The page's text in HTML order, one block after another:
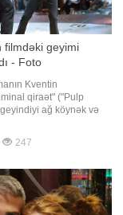
filmdəki geyimi
- Foto
Kventin
qiraət" ("Pulp
ağ köynək və
"Vogue" məlumat
avqustun 26-da
247